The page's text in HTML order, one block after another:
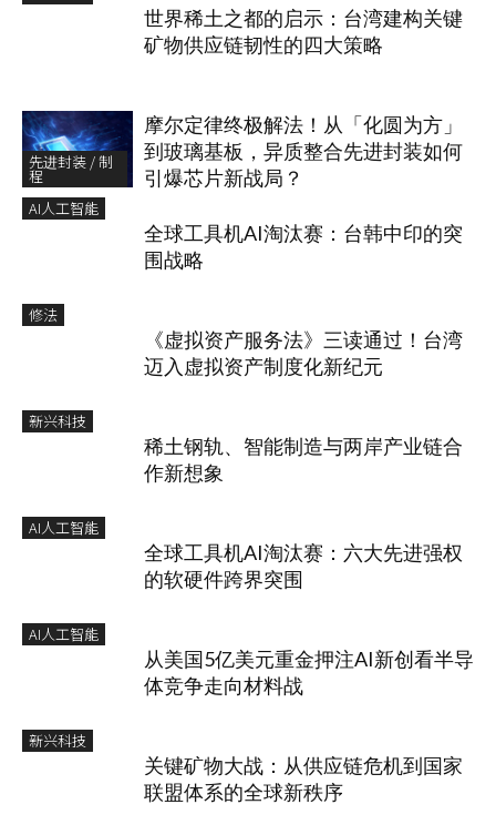
世界稀土之都的启示：台湾建构关键
矿物供应链韧性的四大策略
先进封装 / 制
程
摩尔定律终极解法！从「化圆为方」
到玻璃基板，异质整合先进封装如何
引爆芯片新战局？
AI人工智能
全球工具机AI淘汰赛：台韩中印的突
围战略
修法
《虚拟资产服务法》三读通过！台湾
迈入虚拟资产制度化新纪元
新兴科技
稀土钢轨、智能制造与两岸产业链合
作新想象
AI人工智能
全球工具机AI淘汰赛：六大先进强权
的软硬件跨界突围
AI人工智能
从美国5亿美元重金押注AI新创看半导
体竞争走向材料战
新兴科技
关键矿物大战：从供应链危机到国家
联盟体系的全球新秩序